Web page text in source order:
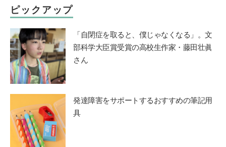
ピックアップ
「自閉症を取ると、僕じゃなくなる」。文
部科学大臣賞受賞の高校生作家・藤田壮眞
さん
発達障害をサポートするおすすめの筆記用
具